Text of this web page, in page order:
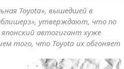
Toyota», вышедшей в
утверждают, что по
автогигант хуже
того, что Toyota их обгоняет